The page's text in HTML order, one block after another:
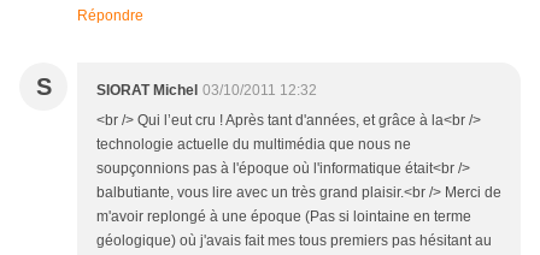
Répondre
S SIORAT Michel 03/10/2011 12:32
<br /> Qui l’eut cru ! Après tant d'années, et grâce à la<br />
technologie actuelle du multimédia que nous ne
soupçonnions pas à l'époque où l'informatique était<br />
balbutiante, vous lire avec un très grand plaisir.<br /> Merci de
m'avoir replongé à une époque (Pas si lointaine en terme
géologique) où j'avais fait mes tous premiers pas hésitant au